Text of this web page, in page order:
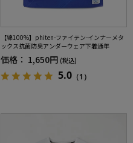
【綿100%】phiten-ファイテン-インナーメタ
ックス抗菌防臭アンダーウェア下着通年
価格： 1,650円 (税込)
5.0 （1）